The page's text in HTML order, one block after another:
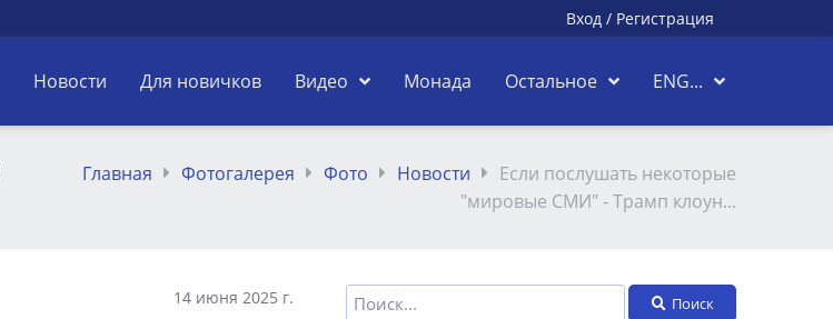
Вход / Регистрация
Новости Для новичков Видео Монада Остальное ENG...
Главная Фотогалерея Фото Новости
Если послушать некоторые
"мировые СМИ" - Трамп клоун...
14 июня 2025 г. Поиск